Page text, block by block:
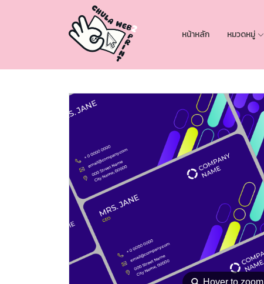
หน้าหลัก หมวดหมู่
Hover to zoom